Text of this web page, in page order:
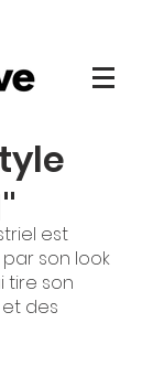
est
son look
tire son
des